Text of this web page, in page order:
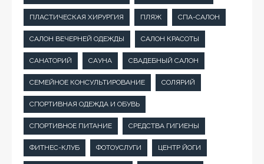
ПЛАСТИЧЕСКАЯ ХИРУРГИЯ ПЛЯЖ СПА-САЛОН
САЛОН ВЕЧЕРНЕЙ ОДЕЖДЫ САЛОН КРАСОТЫ
САНАТОРИЙ САУНА СВАДЕБНЫЙ САЛОН
СЕМЕЙНОЕ КОНСУЛЬТИРОВАНИЕ СОЛЯРИЙ
СПОРТИВНАЯ ОДЕЖДА И ОБУВЬ
СПОРТИВНОЕ ПИТАНИЕ СРЕДСТВА ГИГИЕНЫ
ФИТНЕС-КЛУБ ФОТОУСЛУГИ ЦЕНТР ЙОГИ